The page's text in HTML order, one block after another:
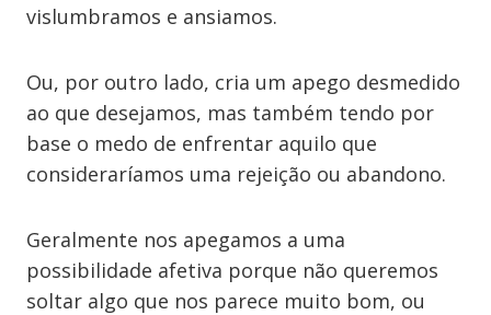
vislumbramos e ansiamos.
Ou, por outro lado, cria um apego desmedido
ao que desejamos, mas também tendo por
base o medo de enfrentar aquilo que
consideraríamos uma rejeição ou abandono.
Geralmente nos apegamos a uma
possibilidade afetiva porque não queremos
soltar algo que nos parece muito bom, ou